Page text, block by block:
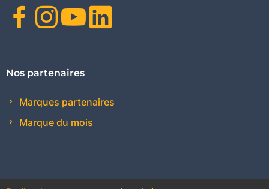
Facebook
Instagram
Youtube
Nos partenaires
Marques partenaires
Marque du mois